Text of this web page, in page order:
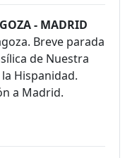
- MADRID
Breve parada
de Nuestra
Hispanidad.
a Madrid.